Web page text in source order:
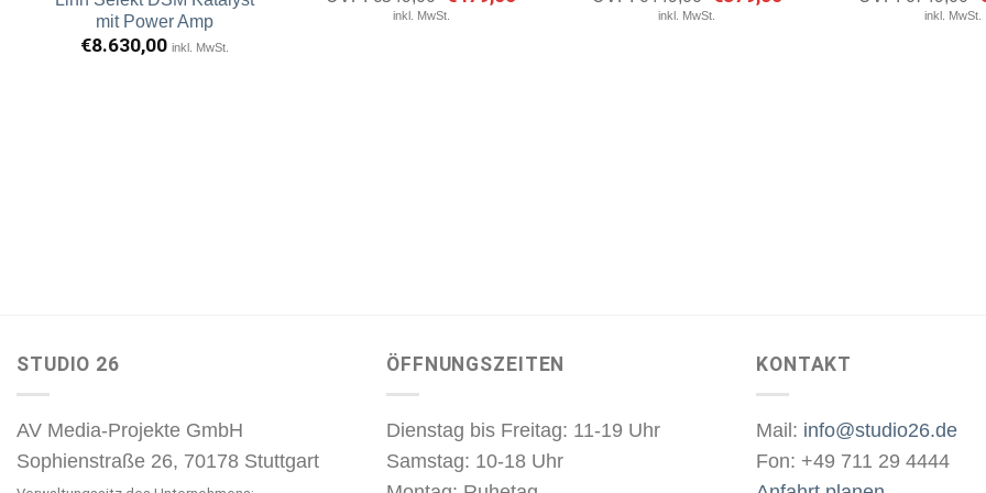
Artikel
mit Power Amp
€8.630,00 inkl. MwSt.
Preis
inkl. MwSt.
Preis
inkl. MwSt. inkl. MwSt.
STUDIO 26
AV Media-Projekte GmbH
Sophienstraße 26, 70178 Stuttgart
ÖFFNUNGSZEITEN
Dienstag bis Freitag: 11-19 Uhr
Samstag: 10-18 Uhr
KONTAKT
Mail: info@studio26.de
Fon: +49 711 29 4444